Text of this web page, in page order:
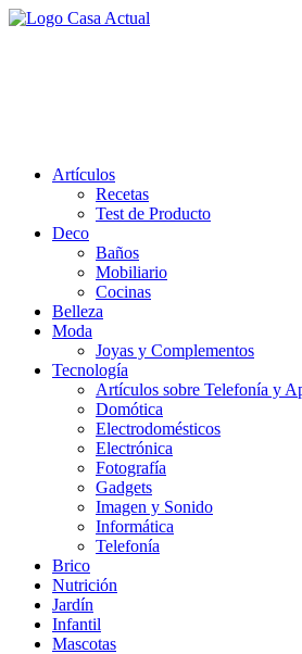
Saltar
Artículos
Recetas
Test de Producto
Deco
Baños
Mobiliario
Cocinas
Belleza
Moda
Joyas y Complementos
Tecnología
Artículos sobre Telefonía y
Domótica
Electrodomésticos
Electrónica
Fotografía
Gadgets
Imagen y Sonido
Informática
Telefonía
Brico
Nutrición
Jardín
Infantil
Mascotas